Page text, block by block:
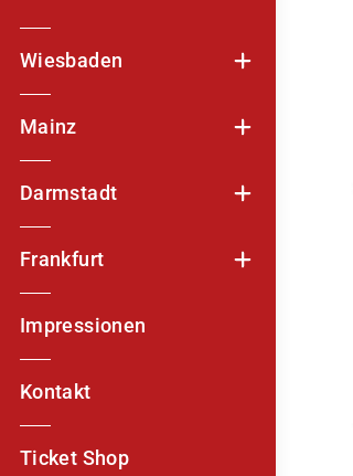
Wiesbaden
Mainz
Darmstadt
Frankfurt
Impressionen
Kontakt
Ticket Shop